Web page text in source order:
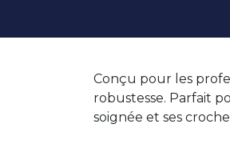
Conçu pour les
robustesse. Parfait
soignée et ses